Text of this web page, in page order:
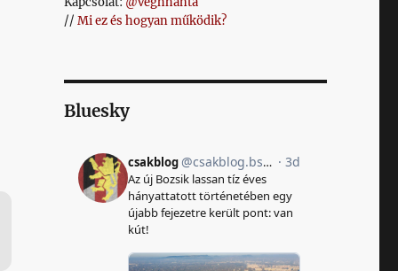
// Mi ez és hogyan működik?
Bluesky